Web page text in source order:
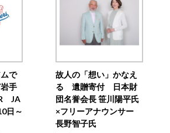
で
手
JA
日～
故人の「想い」かなえ
る 遺贈寄付 日本財
団名誉会長 笹川陽平氏
×フリーアナウンサー
長野智子氏